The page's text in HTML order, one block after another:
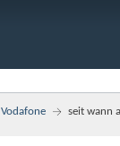
Vodafone seit wann